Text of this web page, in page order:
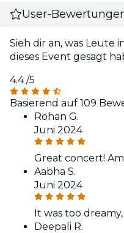
User-
Sieh dir an, was Leute
dieses Event gesagt
4.4/5
Basierend auf 109
Rohan G.
Juni 2024
Great concert!
Aabha S.
Juni 2024
It was too
Deepali R.